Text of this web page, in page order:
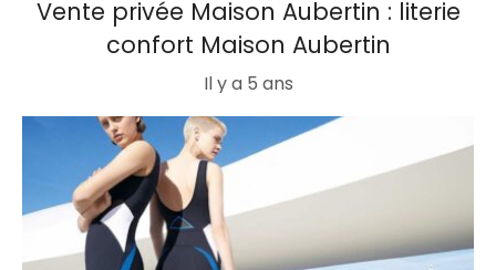
Vente privée Maison Aubertin : literie
confort Maison Aubertin
Il y a 5 ans